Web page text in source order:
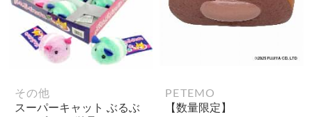
その他
スーパーキャット ぶるぶ
PETEMO
【数量限定】